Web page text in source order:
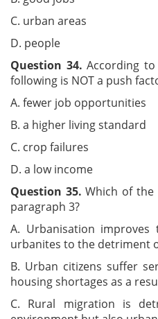
C. urban areas
D. people
Question 34. According
following is NOT a push
A. fewer job opportunities
B. a higher living standard
C. crop failures
D. a low income
Question 35. Which of the
paragraph 3?
A. Urbanisation
urbanites to the detriment
B. Urban citizens suffer
housing shortages as a
C. Rural migration is